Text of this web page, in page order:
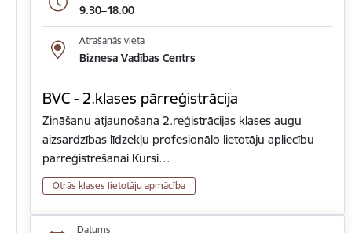
9.30–18.00
Atrašanās vieta
Biznesa Vadības Centrs
BVC - 2.klases pārreģistrācija
Zināšanu atjaunošana 2.reģistrācijas klases augu
aizsardzības līdzekļu profesionālo lietotāju apliecību
pārreģistrēšanai Kursi…
Otrās klases lietotāju apmācība
Datums